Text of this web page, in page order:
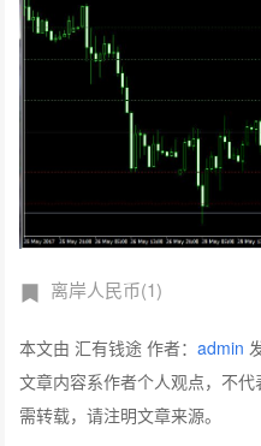
离岸人民币(1)
本文由 汇有钱途 作者：admin
文章内容系作者个人观点，不
需转载，请注明文章来源。